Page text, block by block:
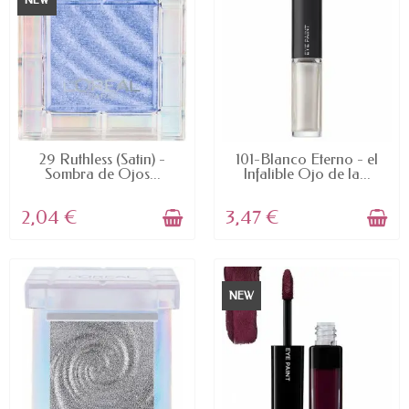
AVAILABLE
29 Ruthless (Satin) -
Sombra de Ojos...
2,04 €
AVAILABLE
101-Blanco Eterno - el
Infalible Ojo de la...
3,47 €
NEW